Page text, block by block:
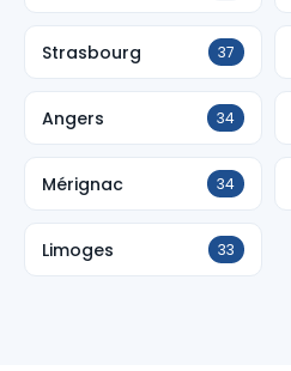
Strasbourg 37
Angers 34
Mérignac 34
Limoges 33